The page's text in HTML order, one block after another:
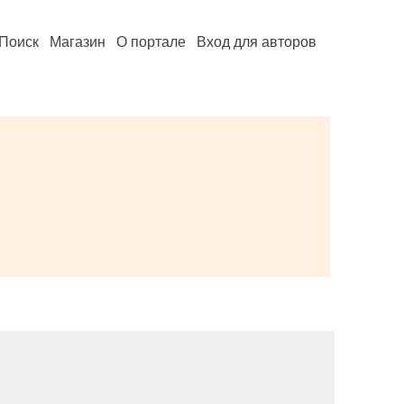
Поиск Магазин О портале Вход для авторов